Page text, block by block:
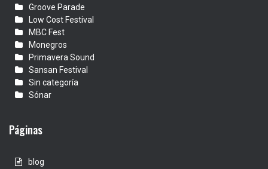
Groove Parade
Low Cost Festival
MBC Fest
Monegros
Primavera Sound
Sansan Festival
Sin categoría
Sónar
Páginas
blog